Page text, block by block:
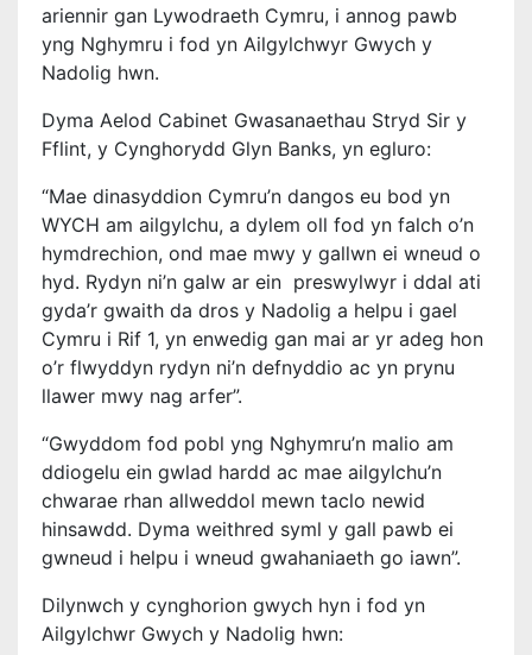
ariennir gan Lywodraeth Cymru, i annog pawb
yng Nghymru i fod yn Ailgylchwyr Gwych y
Nadolig hwn.
Dyma Aelod Cabinet Gwasanaethau Stryd Sir y
Fflint, y Cynghorydd Glyn Banks, yn egluro:
“Mae dinasyddion Cymru’n dangos eu bod yn
WYCH am ailgylchu, a dylem oll fod yn falch o’n
hymdrechion, ond mae mwy y gallwn ei wneud o
hyd. Rydyn ni’n galw ar ein preswylwyr i ddal ati
gyda’r gwaith da dros y Nadolig a helpu i gael
Cymru i Rif 1, yn enwedig gan mai ar yr adeg hon
o’r flwyddyn rydyn ni’n defnyddio ac yn prynu
llawer mwy nag arfer”.
“Gwyddom fod pobl yng Nghymru’n malio am
ddiogelu ein gwlad hardd ac mae ailgylchu’n
chwarae rhan allweddol mewn taclo newid
hinsawdd. Dyma weithred syml y gall pawb ei
gwneud i helpu i wneud gwahaniaeth go iawn”.
Dilynwch y cynghorion gwych hyn i fod yn
Ailgylchwr Gwych y Nadolig hwn: